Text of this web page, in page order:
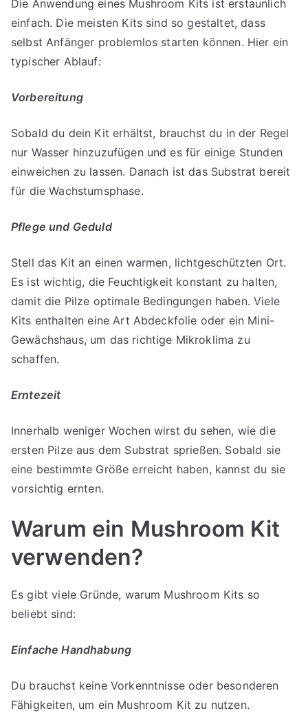
Die Anwendung eines Mushroom Kits ist erstaunlich
einfach. Die meisten Kits sind so gestaltet, dass
selbst Anfänger problemlos starten können. Hier ein
typischer Ablauf:
Vorbereitung
Sobald du dein Kit erhältst, brauchst du in der Regel
nur Wasser hinzuzufügen und es für einige Stunden
einweichen zu lassen. Danach ist das Substrat bereit
für die Wachstumsphase.
Pflege und Geduld
Stell das Kit an einen warmen, lichtgeschützten Ort.
Es ist wichtig, die Feuchtigkeit konstant zu halten,
damit die Pilze optimale Bedingungen haben. Viele
Kits enthalten eine Art Abdeckfolie oder ein Mini-
Gewächshaus, um das richtige Mikroklima zu
schaffen.
Erntezeit
Innerhalb weniger Wochen wirst du sehen, wie die
ersten Pilze aus dem Substrat sprießen. Sobald sie
eine bestimmte Größe erreicht haben, kannst du sie
vorsichtig ernten.
Warum ein Mushroom Kit
verwenden?
Es gibt viele Gründe, warum Mushroom Kits so
beliebt sind:
Einfache Handhabung
Du brauchst keine Vorkenntnisse oder besonderen
Fähigkeiten, um ein Mushroom Kit zu nutzen.